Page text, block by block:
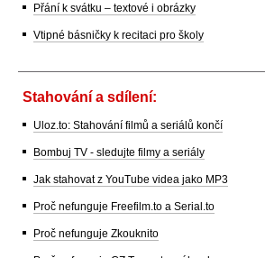
Přání k svátku – textové i obrázky
Vtipné básničky k recitaci pro školy
Stahování a sdílení:
Uloz.to: Stahování filmů a seriálů končí
Bombuj TV - sledujte filmy a seriály
Jak stahovat z YouTube videa jako MP3
Proč nefunguje Freefilm.to a Serial.to
Proč nefunguje Zkouknito